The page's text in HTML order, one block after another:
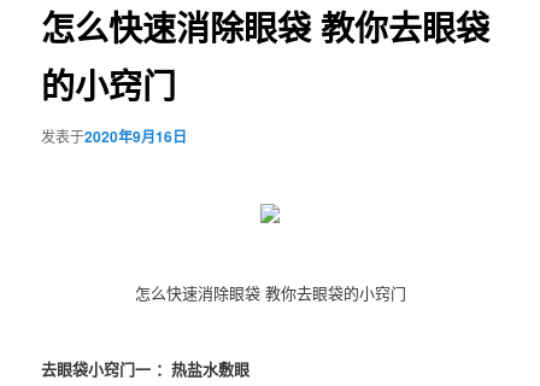
航
怎么快速消除眼袋 教你去眼袋
的小窍门
发表于2020年9月16日
怎么快速消除眼袋 教你去眼袋的小窍门
去眼袋小窍门一 ：热盐水敷眼